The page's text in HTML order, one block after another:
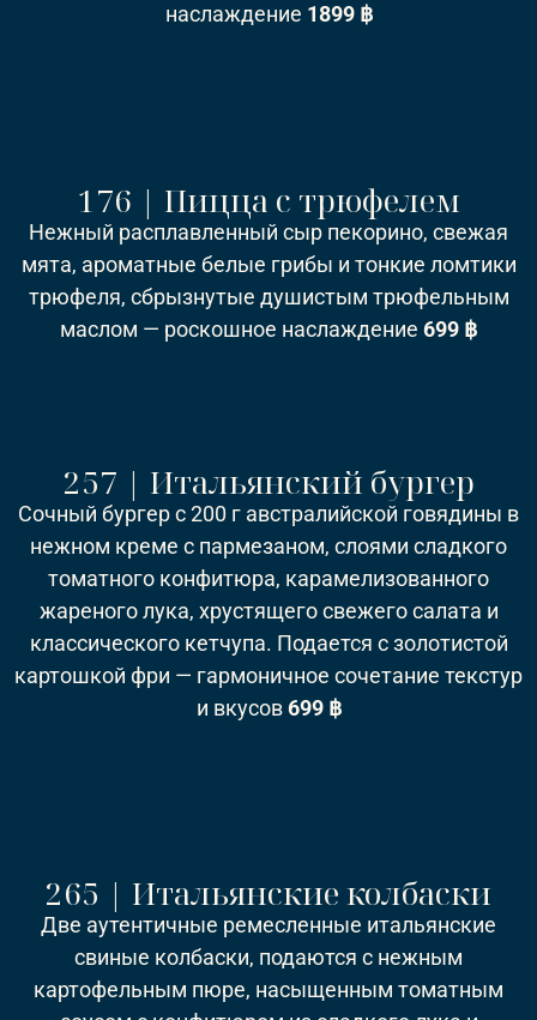
наслаждение 1899 ฿
176 | Пицца с трюфелем
Нежный расплавленный сыр пекорино, свежая
мята, ароматные белые грибы и тонкие ломтики
трюфеля, сбрызнутые душистым трюфельным
маслом — роскошное наслаждение 699 ฿
257 | Итальянский бургер
Сочный бургер с 200 г австралийской говядины в
нежном креме с пармезаном, слоями сладкого
томатного конфитюра, карамелизованного
жареного лука, хрустящего свежего салата и
классического кетчупа. Подается с золотистой
картошкой фри — гармоничное сочетание текстур
и вкусов699 ฿
265 | Итальянские колбаски
Две аутентичные ремесленные итальянские
свиные колбаски, подаются с нежным
картофельным пюре, насыщенным томатным